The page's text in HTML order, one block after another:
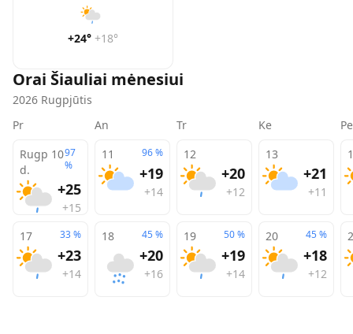
+24° +18°
Orai Šiauliai mėnesiui
2026 Rugpjūtis
Pr
An Tr Ke
Pe
Rugp 10
d.
97
%
+25
+15
11 96%
+19
+14
12
+20
+12
13
+21
+11
17 33%
+23
+14
18 45%
+20
+16
19 50%
+19
+14
20 45%
+18
+12